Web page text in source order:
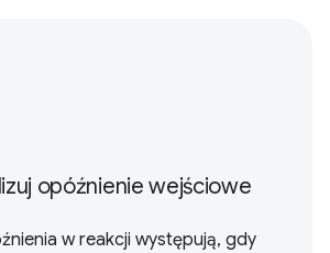
opóźnienie wejściowe
w reakcji występują, gdy